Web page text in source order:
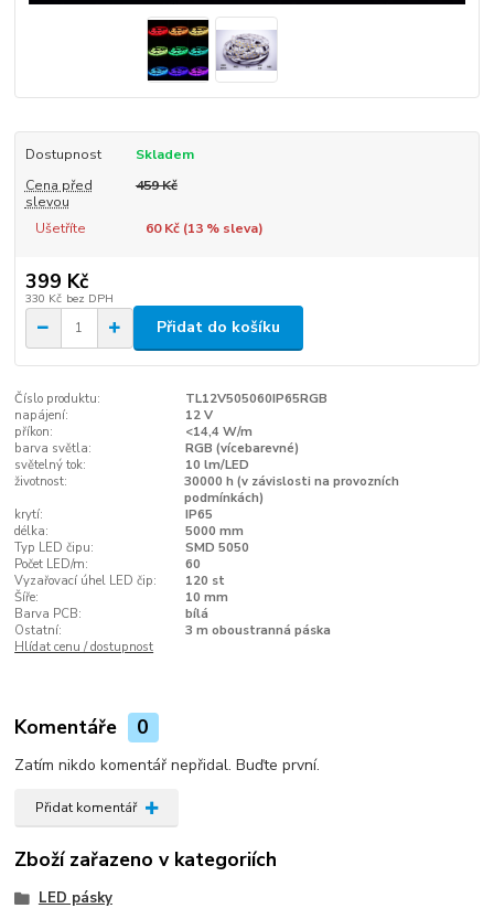
Dostupnost
Skladem
Cena před
slevou
459 Kč
Ušetříte 60 Kč (13% sleva)
399 Kč
330 Kč bez DPH
Přidat do košíku
Číslo produktu:
TL12V505060IP65RGB
napájení:
12 V
příkon:
<14,4 W/m
barva světla:
RGB (vícebarevné)
světelný tok:
10 lm/LED
životnost:
30000 h (v závislosti na provozních
podmínkách)
krytí:
IP65
délka:
5000 mm
Typ LED čipu:
SMD 5050
Počet LED/m:
60
Vyzařovací úhel LED čip:
120 st
Šíře:
10 mm
Barva PCB:
bílá
Ostatní:
3 m oboustranná páska
Hlídat cenu / dostupnost
Komentáře 0
Zatím nikdo komentář nepřidal. Buďte první.
Přidat komentář
Zboží zařazeno v kategoriích
LED pásky